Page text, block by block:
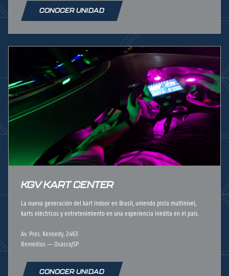
CONOCER UNIDAD
KGV KART CENTER
La nueva generación del kart indoor en Brasil, uniendo pista multinivel,
karts eléctricos y entretenimiento en una experiencia inédita en el país.
Av. Pres. Kennedy, 2463
Remédios — Osasco/SP
CONOCER UNIDAD